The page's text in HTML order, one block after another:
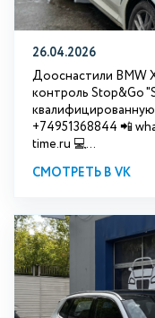
26.04.2026
Дооснастили BMW
контроль Stop&Go
+74951368844 📲
time.ru 💻...
СМОТРЕТЬ В VK